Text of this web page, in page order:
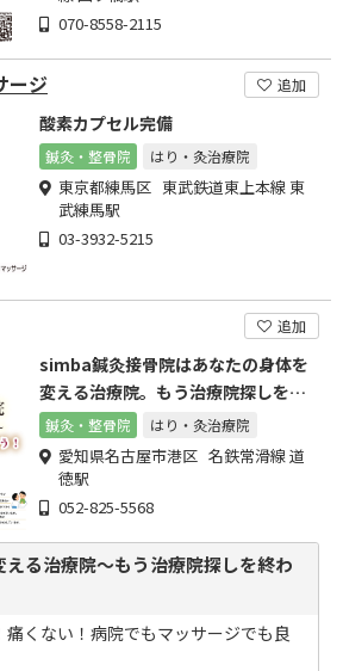
070-8558-2115
ージ 追加
酸素カプセル完備
鍼灸・整骨院 はり・灸治療院
東京都練馬区 東武鉄道東上本線 東
武練馬駅
03-3932-5215
追加
simba鍼灸接骨院はあなたの身体を
変える治療院。もう治療院探しを終
わりにしましょう。
鍼灸・整骨院 はり・灸治療院
愛知県名古屋市港区 名鉄常滑線 道
徳駅
052-825-5568
る治療院～もう治療院探しを終わ
え？！痛くない！病院でもマッサージでも良